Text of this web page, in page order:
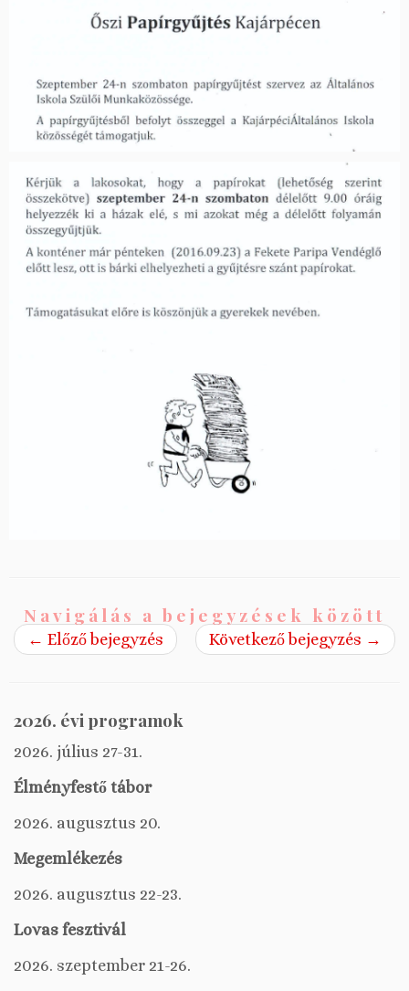
Navigálás a bejegyzések között
← Előző bejegyzés Következő bejegyzés →
2026. évi programok
2026. július 27-31.
Élményfestő tábor
2026. augusztus 20.
Megemlékezés
2026. augusztus 22-23.
Lovas fesztivál
2026. szeptember 21-26.